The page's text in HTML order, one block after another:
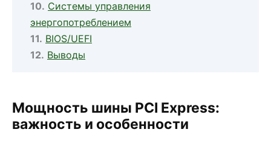
Системы управления
энергопотреблением
BIOS/UEFI
Выводы
Мощность шины PCI Express:
важность и особенности